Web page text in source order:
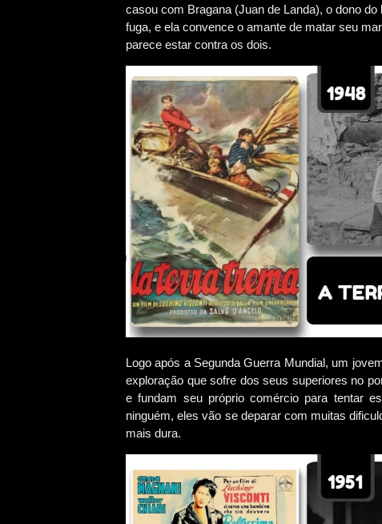
casou com Bragana (Juan de Landa), o dono
fuga, e ela convence o amante de matar seu
parece estar contra os dois.
Logo após a Segunda Guerra Mundial, um
exploração que sofre dos seus superiores no
e fundam seu próprio comércio para tentar
ninguém, eles vão se deparar com muitas
mais dura.